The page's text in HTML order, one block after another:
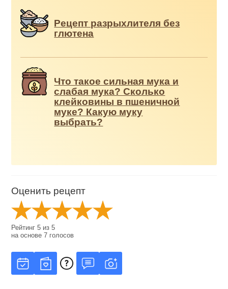
Рецепт разрыхлителя без
глютена
Что такое сильная мука и
слабая мука? Сколько
клейковины в пшеничной
муке? Какую муку
выбрать?
Оценить рецепт
Рейтинг5 из5
на основе7 голосов